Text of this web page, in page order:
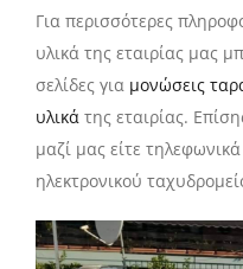
Για περισσότερες
υλικά της εταιρίας μας
σελίδες για μονώσεις
υλικά της εταιρίας.
μαζί μας είτε
ηλεκτρονικού